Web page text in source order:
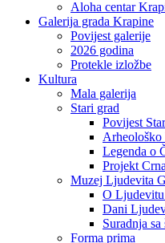
Aloha centar
Galerija grada Krapine
Povijest galerije
2026 godina
Protekle izložbe
Kultura
Mala galerija
Stari grad
Povijest
Arheološko
Legenda o
Projekt
Muzej Ljudevita
O
Dani
Suradnja sa
Forma prima